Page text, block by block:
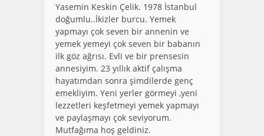
Yasemin Keskin Çelik. 1978 İstanbul
doğumlu..İkizler burcu. Yemek
yapmayı çok seven bir annenin ve
yemek yemeyi çok seven bir babanın
ilk göz ağrısı. Evli ve bir prensesin
annesiyim. 23 yıllık aktif çalışma
hayatımdan sonra şimdilerde genç
emekliyim. Yeni yerler görmeyi ,yeni
lezzetleri keşfetmeyi yemek yapmayı
ve paylaşmayı çok seviyorum.
Mutfağıma hoş geldiniz.